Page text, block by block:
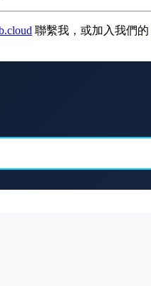
聯繫我，或加入我們的